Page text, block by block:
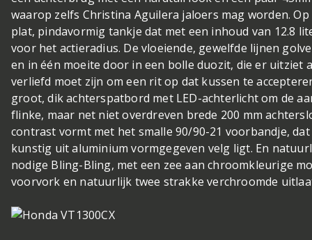
waarop zelfs Christina Aguilera jaloers mag worden.
plat, pindavormig tankje dat met een inhoud van 12.8
voor het actieradius. De vloeiende, gewelfde lijnen
en in één moeite door in een bolle duozit, die er uitziet
verliefd moet zijn om een rit op dat kussen te
groot, dik achterspatbord met LED-achterlicht om de
flinke, maar net niet overdreven brede 200 mm
contrast vormt met het smalle 90/90-21 voorbandje,
kunstig uit aluminium vormgegeven velg ligt. En
nodige Bling-Bling, met een zee aan chroomkleurige
voorvork en natuurlijk twee strakke verchroomde